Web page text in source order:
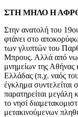
ΣΤΗ ΜΗΛΟ Η
Στην ανατολή του
φτάνει στο
των γλυπτών του
Μπρους. Αλλά από
μνημείων της Αθήνας
Ελλάδας (π.χ. ναός
έγκλημα
παρατηρείται μεγάλη
το νησί
μετακινούμενων